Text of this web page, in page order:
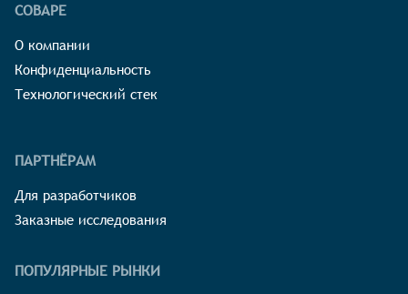
СОВАРЕ
О компании
Конфиденциальность
Технологический стек
ПАРТНЁРАМ
Для разработчиков
Заказные исследования
ПОПУЛЯРНЫЕ РЫНКИ